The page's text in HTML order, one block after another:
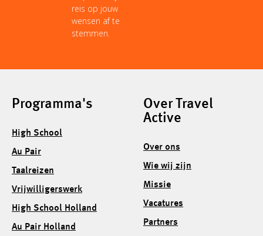
reis op jouw
wensen af te
stemmen.
Programma's
High School
Au Pair
Taalreizen
Vrijwilligerswerk
High School Holland
Au Pair Holland
Over Travel
Active
Over ons
Wie wij zijn
Missie
Vacatures
Partners